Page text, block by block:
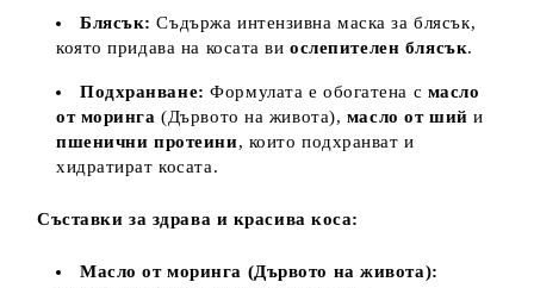
Блясък: Съдържа интензивна маска за блясък,
която придава на косата виослепителен блясък.
Подхранване: Формулата е обогатена с масло
от моринга (Дървото на живота), масло от ший и
пшенични протеини, които подхранват и
хидратират косата.
Съставки за здрава и красива коса:
Масло от моринга (Дървото на живота):